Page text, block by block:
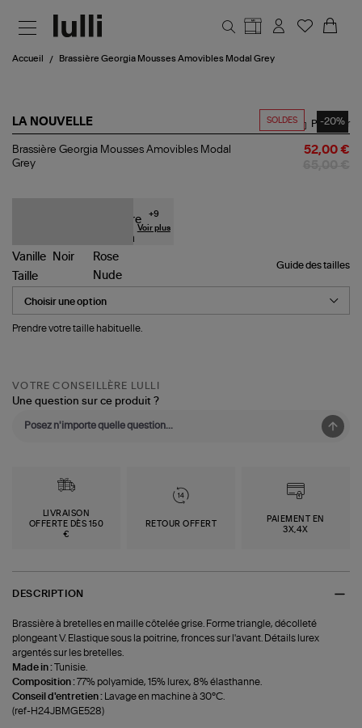
Accueil Brassière Georgia Mousses Amovibles Modal Grey
SOLDES -20%
LA NOUVELLE
Brassière
Georgia
Mousses
Partager
Brassière Georgia Mousses Amovibles Modal
Grey
52,00 €
+9
Voir plus
Guide des tailles
Taille
Prendre votre taille habituelle.
VOTRE CONSEILLÈRE LULLI
Une question sur ce produit ?
LIVRAISON
OFFERTE DÈS 150
€
RETOUR OFFERT
PAIEMENT EN
3X,4X
DESCRIPTION
Brassière à bretelles en maille côtelée grise. Forme triangle, décolleté
plongeant V. Elastique sous la poitrine, fronces sur l'avant. Détails lurex
argentés sur les bretelles.
Made in :Tunisie.
Composition :77% polyamide, 15% lurex, 8% élasthanne.
Conseil d'entretien :
Lavage en machine à 30°C.
(ref-H24JBMGE528)